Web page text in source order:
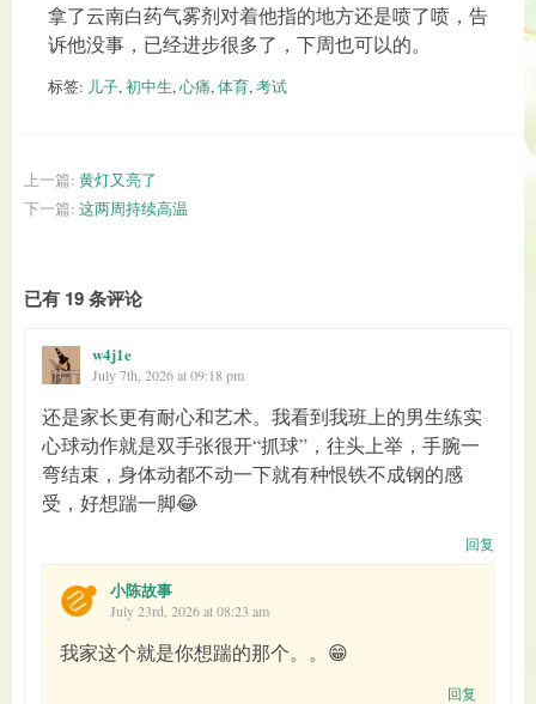
拿了云南白药气雾剂对着他指的地方还是喷了喷，告
诉他没事，已经进步很多了，下周也可以的。
标签: 儿子,初中生,心痛,体育,考试
上一篇: 黄灯又亮了
下一篇: 这两周持续高温
已有 19 条评论
w4j1e
July 7th, 2026 at 09:18 pm
还是家长更有耐心和艺术。我看到我班上的男生练实
心球动作就是双手张很开“抓球”，往头上举，手腕一
弯结束，身体动都不动一下就有种恨铁不成钢的感
受，好想踹一脚😂
回复
小陈故事
July 23rd, 2026 at 08:23 am
我家这个就是你想踹的那个。。😁
回复